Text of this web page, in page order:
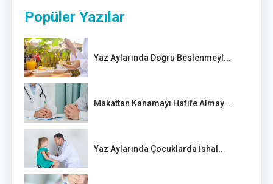
Popüler Yazılar
Yaz Aylarında Doğru Beslenmeyl...
Makattan Kanamayı Hafife Almay...
Yaz Aylarında Çocuklarda İshal...